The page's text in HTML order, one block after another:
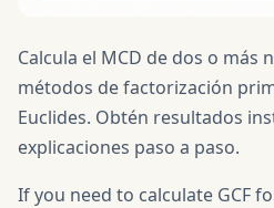
Calcula el MCD de dos o más
métodos de factorización
Euclides. Obtén resultados
explicaciones paso a paso.
If you need to calculate GCF